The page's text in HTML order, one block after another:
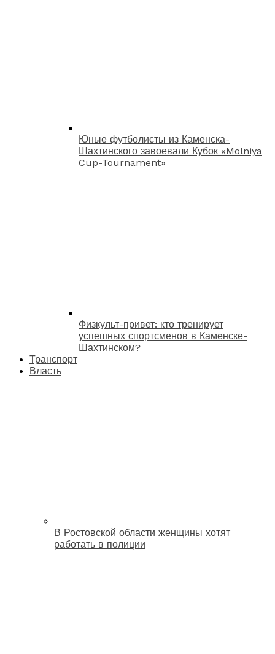
Юные футболисты из Каменска-
Шахтинского завоевали Кубок «Molniya
Cup-Tournament»
Физкульт-привет: кто тренирует
успешных спортсменов в Каменске-
Шахтинском?
Транспорт
Власть
В Ростовской области женщины хотят
работать в полиции